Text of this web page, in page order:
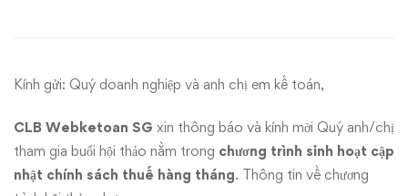
thuế
kỳ
36
Kính gửi: Quý doanh nghiệp và anh chị em kế toán,
CLB Webketoan SG xin thông báo và kính mời Quý anh/chị
tham gia buổi hội thảo nằm trong chương trình sinh hoạt cập
nhật chính sách thuế hàng tháng. Thông tin về chương